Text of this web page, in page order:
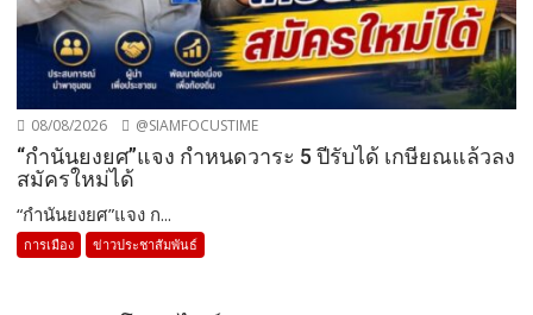
08/08/2026 @SIAMFOCUSTIME
“กำนันยงยศ”แจง กำหนดวาระ 5 ปีรับได้ เกษียณแล้วลง
สมัครใหม่ได้
“กำนันยงยศ”แจง ก...
การเมือง ข่าวประชาสัมพันธ์